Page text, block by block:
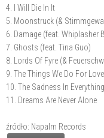
4. I Will Die In It
5. Moonstruck (&
6. Damage (feat. Whiplasher
7. Ghosts (feat. Tina Guo)
8. Lords Of Fyre (&
9. The Things We Do For Love
10. The Sadness In
11. Dreams Are Never Alone
źródło: Napalm Records